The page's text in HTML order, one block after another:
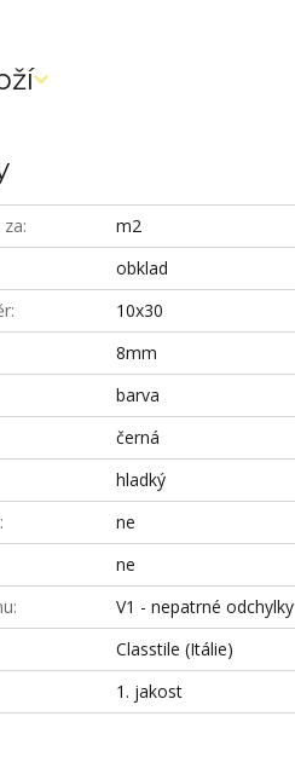
m2
obklad
10x30
8mm
barva
černá
hladký
ne
ne
V1 - nepatrné odchylky
Classtile (Itálie)
1. jakost